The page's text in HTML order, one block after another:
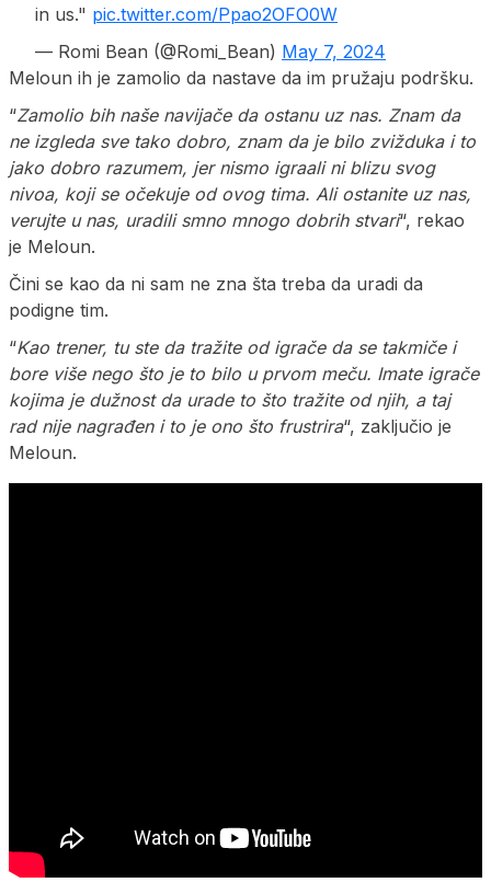
in us." pic.twitter.com/Ppao2OFO0W
— Romi Bean (@Romi_Bean) May 7, 2024
Meloun ih je zamolio da nastave da im pružaju podršku.
“Zamolio bih naše navijače da ostanu uz nas. Znam da
ne izgleda sve tako dobro, znam da je bilo zvižduka i to
jako dobro razumem, jer nismo igraali ni blizu svog
nivoa, koji se očekuje od ovog tima. Ali ostanite uz nas,
verujte u nas, uradili smno mnogo dobrih stvari“, rekao
je Meloun.
Čini se kao da ni sam ne zna šta treba da uradi da
podigne tim.
“Kao trener, tu ste da tražite od igrače da se takmiče i
bore više nego što je to bilo u prvom meču. Imate igrače
kojima je dužnost da urade to što tražite od njih, a taj
rad nije nagrađen i to je ono što frustrira“, zaključio je
Meloun.